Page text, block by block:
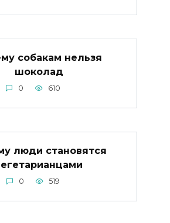
собакам нельзя
шоколад
0 610
люди становятся
0 519